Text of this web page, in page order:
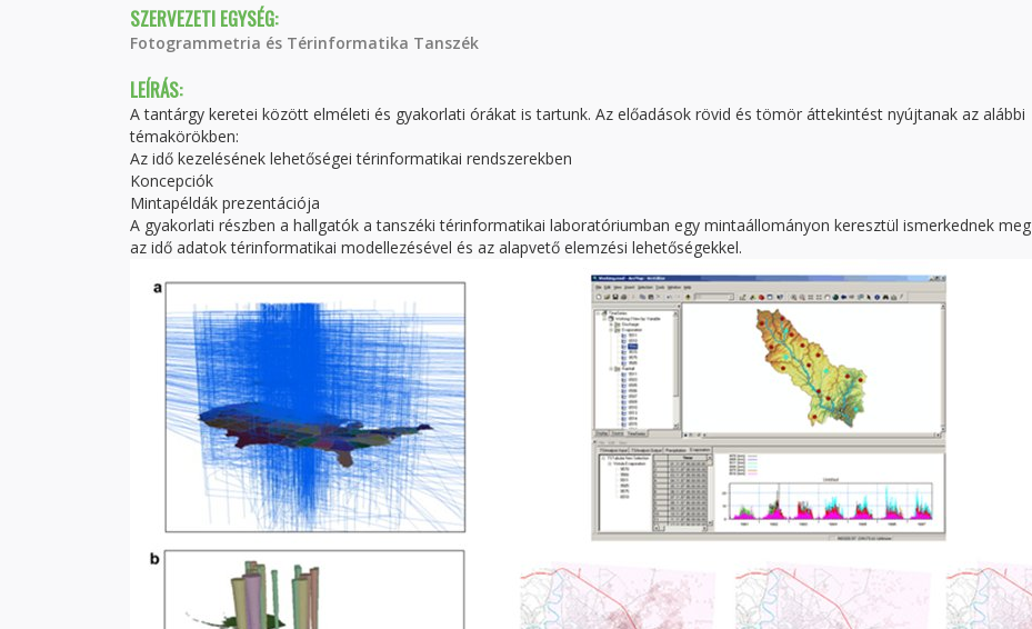
SZERVEZETI EGYSÉG:
Fotogrammetria és Térinformatika Tanszék
LEÍRÁS:
A tantárgy keretei között elméleti és gyakorlati órákat is tartunk. Az előadások rövid és tömör áttekintést nyújtanak az alábbi
témakörökben:
Az idő kezelésének lehetőségei térinformatikai rendszerekben
Koncepciók
Mintapéldák prezentációja
A gyakorlati részben a hallgatók a tanszéki térinformatikai laboratóriumban egy mintaállományon keresztül ismerkednek meg
az idő adatok térinformatikai modellezésével és az alapvető elemzési lehetőségekkel.